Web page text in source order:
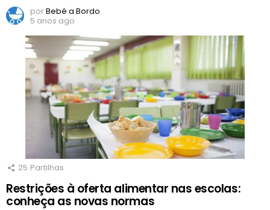
porBebé a Bordo
5 anos ago
25 Partilhas
Restrições à oferta alimentar nas escolas:
conheça as novas normas